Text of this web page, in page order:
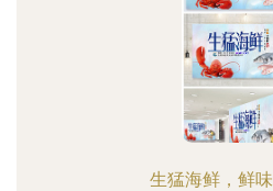
生猛海鲜，鲜